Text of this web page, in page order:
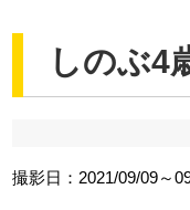
しのぶ4
撮影日：2021/09/09～